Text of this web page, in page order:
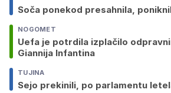
Soča ponekod presahnila,
NOGOMET
Uefa je potrdila izplačilo
Giannija Infantina
TUJINA
Sejo prekinili, po parlamentu